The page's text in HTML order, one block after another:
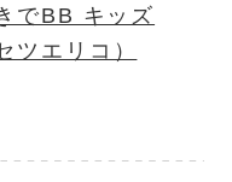
でBB キッズ
ツエリコ）